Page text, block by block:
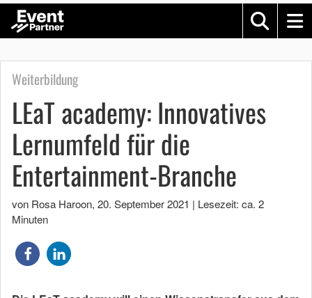
Weiterbildung
LEaT academy: Innovatives
Lernumfeld für die
Entertainment-Branche
von Rosa Haroon, 20. September 2021 | Lesezeit: ca. 2
Minuten